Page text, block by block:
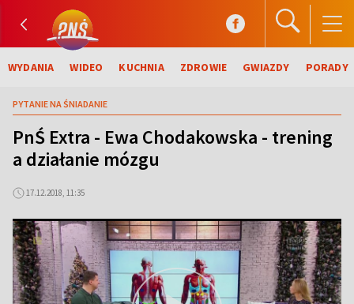
WYDANIA WIDEO KUCHNIA ZDROWIE GWIAZDY PORADY
PYTANIE NA ŚNIADANIE
PnŚ Extra - Ewa Chodakowska - trening
a działanie mózgu
17.12.2018, 11:35